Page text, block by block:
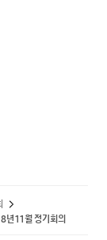
년 11월 정기회의